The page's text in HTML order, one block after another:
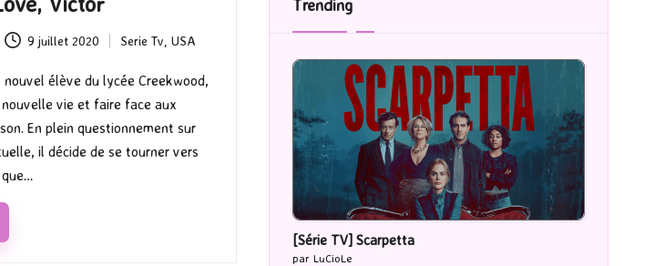
9 juillet 2020
Posted
in
Serie Tv,USA
élève du lycée Creekwood,
vie et faire face aux
En plein questionnement sur
il décide de se tourner vers
Trending
[Série TV] Scarpetta
par LuCioLe